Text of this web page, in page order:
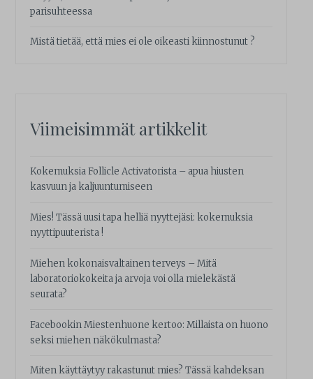
parisuhteessa
Mistä tietää, että mies ei ole oikeasti kiinnostunut ?
Viimeisimmät artikkelit
Kokemuksia Follicle Activatorista – apua hiusten
kasvuun ja kaljuuntumiseen
Mies! Tässä uusi tapa helliä nyyttejäsi: kokemuksia
nyyttipuuterista !
Miehen kokonaisvaltainen terveys – Mitä
laboratoriokokeita ja arvoja voi olla mielekästä
seurata?
Facebookin Miestenhuone kertoo: Millaista on huono
seksi miehen näkökulmasta?
Miten käyttäytyy rakastunut mies? Tässä kahdeksan